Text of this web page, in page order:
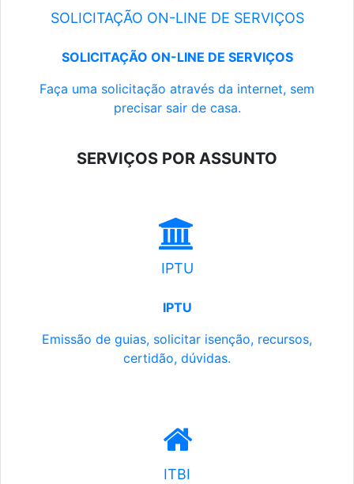
SOLICITAÇÃO ON-LINE DE SERVIÇOS
SOLICITAÇÃO ON-LINE DE SERVIÇOS
Faça uma solicitação através da internet, sem
precisar sair de casa.
SERVIÇOS POR ASSUNTO
IPTU
IPTU
Emissão de guias, solicitar isenção, recursos,
certidão, dúvidas.
ITBI